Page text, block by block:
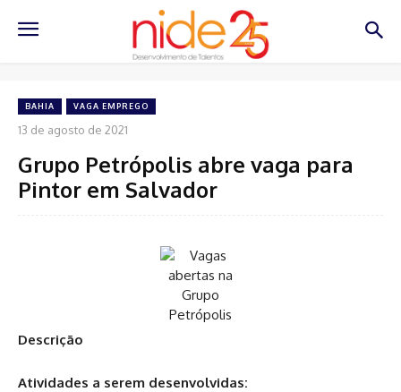
BAHIA VAGA EMPREGO
13 de agosto de 2021
Grupo Petrópolis abre vaga para
Pintor em Salvador
Descrição
Atividades a serem desenvolvidas: